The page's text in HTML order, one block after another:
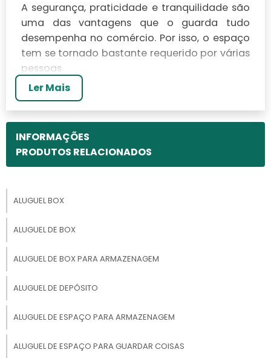
A segurança, praticidade e tranquilidade são
uma das vantagens que o guarda tudo
desempenha no comércio. Por isso, o espaço
tem se tornado bastante requerido por várias
pessoas.
O guarda tudo também é chamado de box
ou em inglêsstorage(armazenagem). Devido
a isso, é possível guardar praticamente tudo,
desde arquivos de empresas até móveis,
estoque de produtos, eletrodomésticos, entre
outros. Mas, é lembrado que não é correto
animais. E para assegurar a integridade das
monitoramento e chaves para as portas.
VERSATILIDADE NO
GUARDA TUDO
Às vezes, conseguir um local apropriado que
liberdade de escolha. Neste caso, as
Ler Mais
INFORMAÇÕES
PRODUTOS RELACIONADOS
ALUGUEL BOX
ALUGUEL DE BOX
ALUGUEL DE BOX PARA ARMAZENAGEM
ALUGUEL DE DEPÓSITO
ALUGUEL DE ESPAÇO PARA ARMAZENAGEM
ALUGUEL DE ESPAÇO PARA GUARDAR COISAS